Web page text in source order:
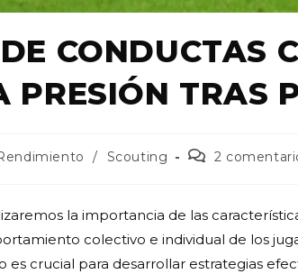
CONDUCTAS
PRESIÓN TRAS
/ Scouting 2
la importancia de las
colectivo e individual de los
crucial para desarrollar estrategias